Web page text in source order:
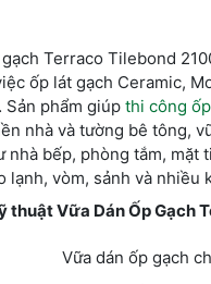
Terraco Tilebond
ốp lát gạch Ceramic,
phẩm giúp thi công
nhà và tường bê tông,
nhà bếp, phòng tắm, mặt
lạnh, vòm, sảnh và nhiều
thuật Vữa Dán Ốp Gạch
Vữa dán ốp gạch